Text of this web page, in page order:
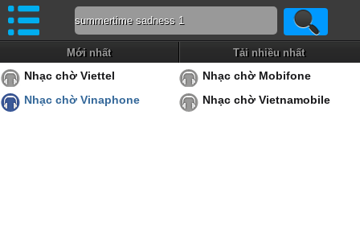
Mới nhất Tải nhiều nhất
Nhạc chờ Viettel
Nhạc chờ Mobifone
Nhạc chờ Vinaphone
Nhạc chờ Vietnamobile